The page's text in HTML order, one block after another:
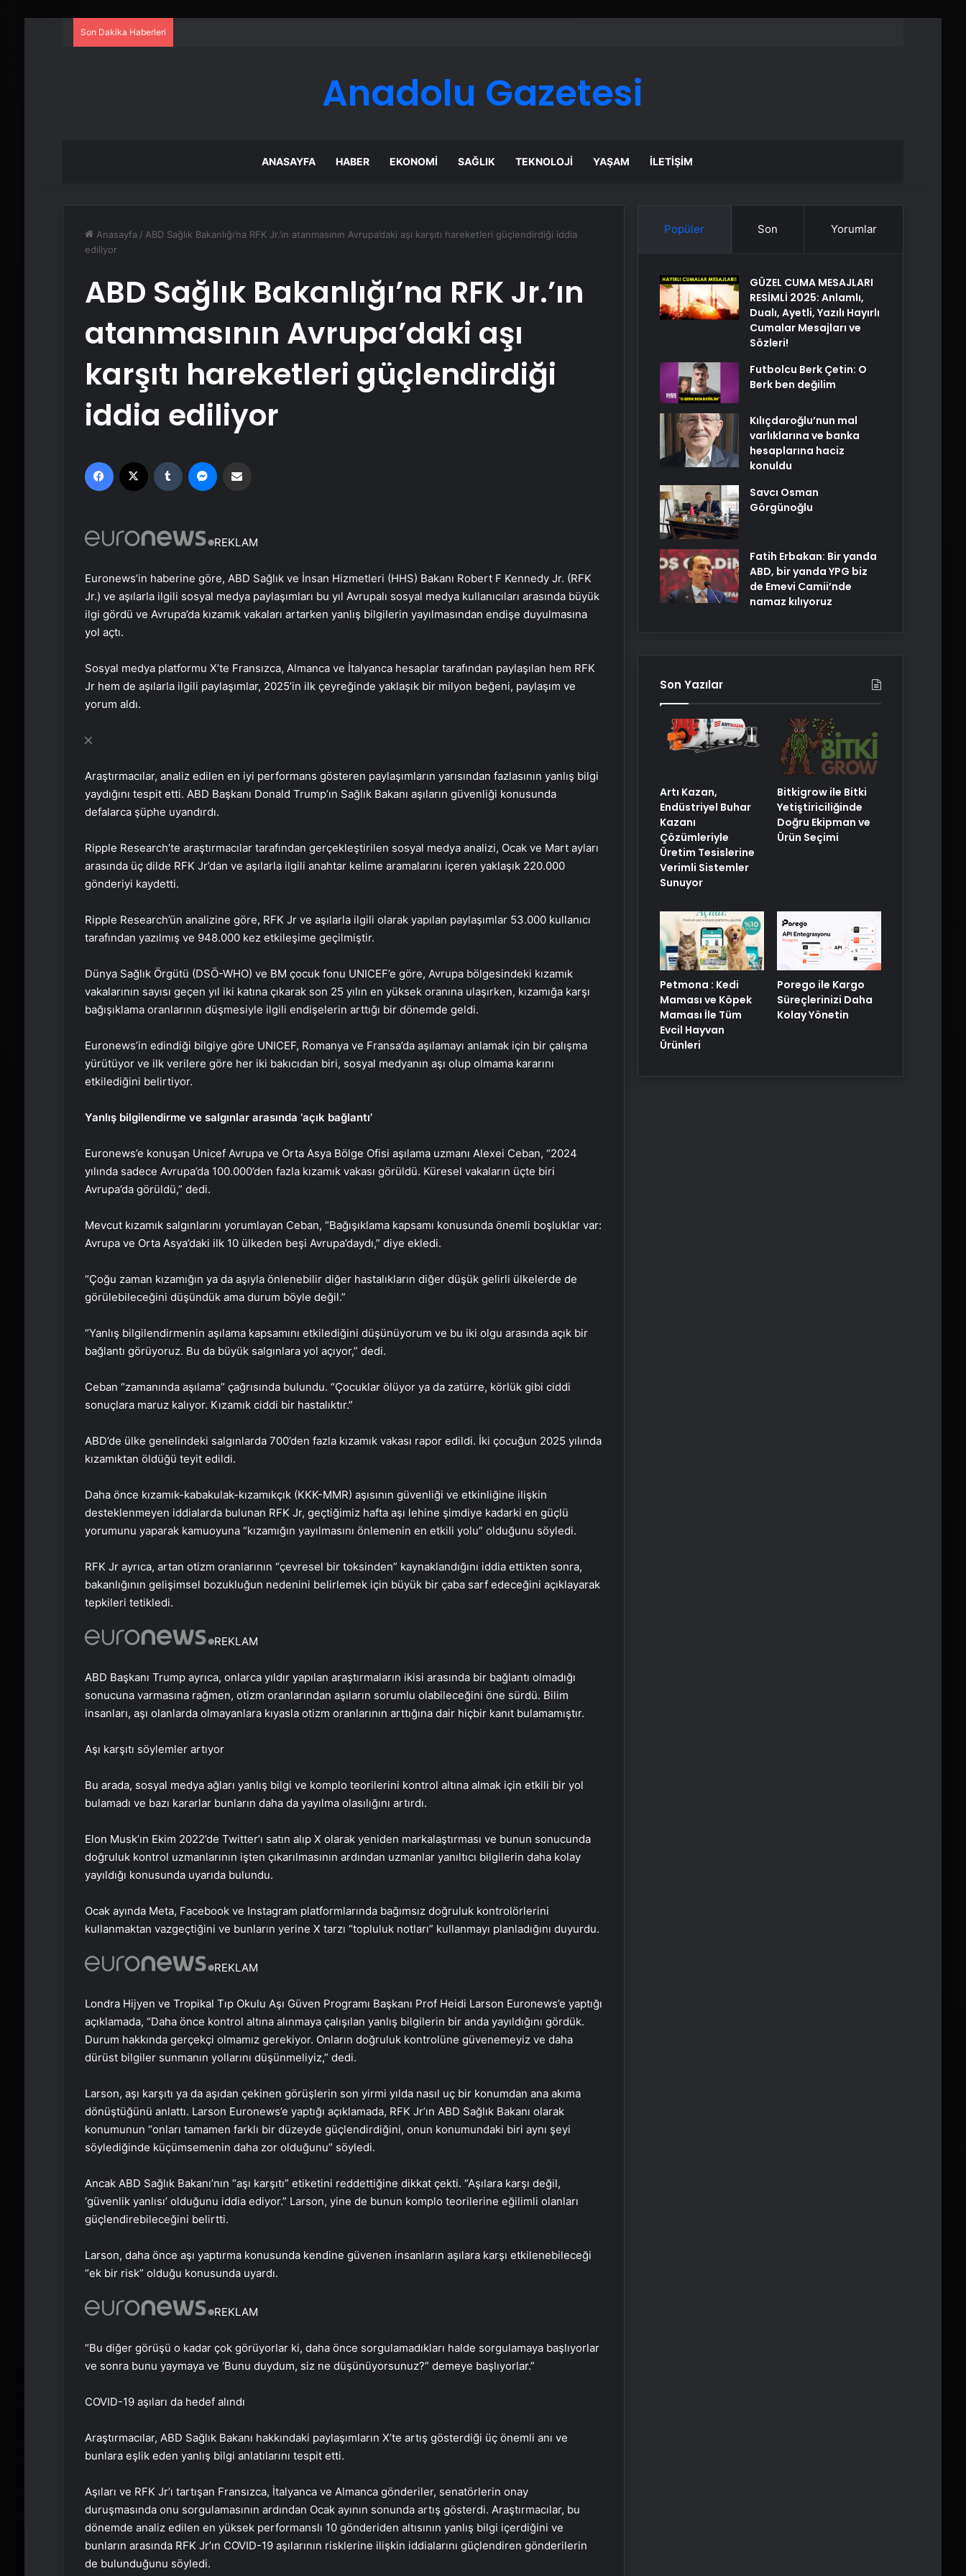
Son Dakika Haberleri
Anadolu Gazetesi
ANASAYFA HABER EKONOMI SAĞLIK TEKNOLOJI YAŞAM İLETIŞIM
Anasayfa / ABD Sağlık Bakanlığı’na RFK Jr.’ın atanmasının Avrupa’daki aşı karşıtı hareketleri güçlendirdiği iddia
ediliyor
ABD Sağlık Bakanlığı’na RFK Jr.’ın
atanmasının Avrupa’daki aşı
karşıtı hareketleri güçlendirdiği
iddia ediliyor
Facebook Tumblr
REKLAM
Euronews’in haberine göre, ABD Sağlık ve İnsan Hizmetleri (HHS) Bakanı Robert F Kennedy Jr. (RFK
Jr.) ve aşılarla ilgili sosyal medya paylaşımları bu yıl Avrupalı sosyal medya kullanıcıları arasında büyük
ilgi gördü ve Avrupa’da kızamık vakaları artarken yanlış bilgilerin yayılmasından endişe duyulmasına
yol açtı.
Sosyal medya platformu X’te Fransızca, Almanca ve İtalyanca hesaplar tarafından paylaşılan hem RFK
Jr hem de aşılarla ilgili paylaşımlar, 2025’in ilk çeyreğinde yaklaşık bir milyon beğeni, paylaşım ve
yorum aldı.
Araştırmacılar, analiz edilen en iyi performans gösteren paylaşımların yarısından fazlasının yanlış bilgi
yaydığını tespit etti. ABD Başkanı Donald Trump’ın Sağlık Bakanı aşıların güvenliği konusunda
defalarca şüphe uyandırdı.
Ripple Research’te araştırmacılar tarafından gerçekleştirilen sosyal medya analizi, Ocak ve Mart ayları
arasında üç dilde RFK Jr’dan ve aşılarla ilgili anahtar kelime aramalarını içeren yaklaşık 220.000
gönderiyi kaydetti.
Ripple Research’ün analizine göre, RFK Jr ve aşılarla ilgili olarak yapılan paylaşımlar 53.000 kullanıcı
tarafından yazılmış ve 948.000 kez etkileşime geçilmiştir.
Dünya Sağlık Örgütü (DSÖ-WHO) ve BM çocuk fonu UNICEF’e göre, Avrupa bölgesindeki kızamık
vakalarının sayısı geçen yıl iki katına çıkarak son 25 yılın en yüksek oranına ulaşırken, kızamığa karşı
bağışıklama oranlarının düşmesiyle ilgili endişelerin arttığı bir dönemde geldi.
Euronews’in edindiği bilgiye göre UNICEF, Romanya ve Fransa’da aşılamayı anlamak için bir çalışma
yürütüyor ve ilk verilere göre her iki bakıcıdan biri, sosyal medyanın aşı olup olmama kararını
etkilediğini belirtiyor.
Yanlış bilgilendirme ve salgınlar arasında ‘açık bağlantı’
Euronews’e konuşan Unicef Avrupa ve Orta Asya Bölge Ofisi aşılama uzmanı Alexei Ceban, “2024
yılında sadece Avrupa’da 100.000’den fazla kızamık vakası görüldü. Küresel vakaların üçte biri
Avrupa’da görüldü,” dedi.
Mevcut kızamık salgınlarını yorumlayan Ceban, “Bağışıklama kapsamı konusunda önemli boşluklar var:
Avrupa ve Orta Asya’daki ilk 10 ülkeden beşi Avrupa’daydı,” diye ekledi.
“Çoğu zaman kızamığın ya da aşıyla önlenebilir diğer hastalıkların diğer düşük gelirli ülkelerde de
görülebileceğini düşündük ama durum böyle değil.”
“Yanlış bilgilendirmenin aşılama kapsamını etkilediğini düşünüyorum ve bu iki olgu arasında açık bir
bağlantı görüyoruz. Bu da büyük salgınlara yol açıyor,” dedi.
Ceban “zamanında aşılama” çağrısında bulundu. “Çocuklar ölüyor ya da zatürre, körlük gibi ciddi
sonuçlara maruz kalıyor. Kızamık ciddi bir hastalıktır.”
ABD’de ülke genelindeki salgınlarda 700’den fazla kızamık vakası rapor edildi. İki çocuğun 2025 yılında
kızamıktan öldüğü teyit edildi.
Daha önce kızamık-kabakulak-kızamıkçık (KKK-MMR) aşısının güvenliği ve etkinliğine ilişkin
desteklenmeyen iddialarda bulunan RFK Jr, geçtiğimiz hafta aşı lehine şimdiye kadarki en güçlü
yorumunu yaparak kamuoyuna “kızamığın yayılmasını önlemenin en etkili yolu” olduğunu söyledi.
RFK Jr ayrıca, artan otizm oranlarının “çevresel bir toksinden” kaynaklandığını iddia ettikten sonra,
bakanlığının gelişimsel bozukluğun nedenini belirlemek için büyük bir çaba sarf edeceğini açıklayarak
tepkileri tetikledi.
REKLAM
ABD Başkanı Trump ayrıca, onlarca yıldır yapılan araştırmaların ikisi arasında bir bağlantı olmadığı
sonucuna varmasına rağmen, otizm oranlarından aşıların sorumlu olabileceğini öne sürdü. Bilim
insanları, aşı olanlarda olmayanlara kıyasla otizm oranlarının arttığına dair hiçbir kanıt bulamamıştır.
Aşı karşıtı söylemler artıyor
Bu arada, sosyal medya ağları yanlış bilgi ve komplo teorilerini kontrol altına almak için etkili bir yol
bulamadı ve bazı kararlar bunların daha da yayılma olasılığını artırdı.
Elon Musk’ın Ekim 2022’de Twitter’ı satın alıp X olarak yeniden markalaştırması ve bunun sonucunda
doğruluk kontrol uzmanlarının işten çıkarılmasının ardından uzmanlar yanıltıcı bilgilerin daha kolay
yayıldığı konusunda uyarıda bulundu.
Ocak ayında Meta, Facebook ve Instagram platformlarında bağımsız doğruluk kontrolörlerini
kullanmaktan vazgeçtiğini ve bunların yerine X tarzı “topluluk notları” kullanmayı planladığını duyurdu.
REKLAM
Londra Hijyen ve Tropikal Tıp Okulu Aşı Güven Programı Başkanı Prof Heidi Larson Euronews’e yaptığı
açıklamada, “Daha önce kontrol altına alınmaya çalışılan yanlış bilgilerin bir anda yayıldığını gördük.
Durum hakkında gerçekçi olmamız gerekiyor. Onların doğruluk kontrolüne güvenemeyiz ve daha
dürüst bilgiler sunmanın yollarını düşünmeliyiz,” dedi.
Larson, aşı karşıtı ya da aşıdan çekinen görüşlerin son yirmi yılda nasıl uç bir konumdan ana akıma
dönüştüğünü anlattı. Larson Euronews’e yaptığı açıklamada, RFK Jr’ın ABD Sağlık Bakanı olarak
konumunun “onları tamamen farklı bir düzeyde güçlendirdiğini, onun konumundaki biri aynı şeyi
söylediğinde küçümsemenin daha zor olduğunu” söyledi.
Ancak ABD Sağlık Bakanı’nın “aşı karşıtı” etiketini reddettiğine dikkat çekti. “Aşılara karşı değil,
‘güvenlik yanlısı’ olduğunu iddia ediyor.” Larson, yine de bunun komplo teorilerine eğilimli olanları
güçlendirebileceğini belirtti.
Larson, daha önce aşı yaptırma konusunda kendine güvenen insanların aşılara karşı etkilenebileceği
“ek bir risk” olduğu konusunda uyardı.
REKLAM
“Bu diğer görüşü o kadar çok görüyorlar ki, daha önce sorgulamadıkları halde sorgulamaya başlıyorlar
ve sonra bunu yaymaya ve ‘Bunu duydum, siz ne düşünüyorsunuz?” demeye başlıyorlar.”
COVID-19 aşıları da hedef alındı
Araştırmacılar, ABD Sağlık Bakanı hakkındaki paylaşımların X’te artış gösterdiği üç önemli anı ve
bunlara eşlik eden yanlış bilgi anlatılarını tespit etti.
Aşıları ve RFK Jr’ı tartışan Fransızca, İtalyanca ve Almanca gönderiler, senatörlerin onay
duruşmasında onu sorgulamasının ardından Ocak ayının sonunda artış gösterdi. Araştırmacılar, bu
dönemde analiz edilen en yüksek performanslı 10 gönderiden altısının yanlış bilgi içerdiğini ve
bunların arasında RFK Jr’ın COVID-19 aşılarının risklerine ilişkin iddialarını güçlendiren gönderilerin
de bulunduğunu söyledi.
Popüler Son Yorumlar
GÜZEL CUMA MESAJLARI
RESİMLİ 2025: Anlamlı,
Dualı, Ayetli, Yazılı Hayırlı
Cumalar Mesajları ve
Sözleri!
Futbolcu Berk Çetin: O
Berk ben değilim
Kılıçdaroğlu’nun mal
varlıklarına ve banka
hesaplarına haciz
konuldu
Savcı Osman
Görgünoğlu
Fatih Erbakan: Bir yanda
ABD, bir yanda YPG biz
de Emevi Camii’nde
namaz kılıyoruz
Son Yazılar
Artı Kazan,
Endüstriyel Buhar
Kazanı
Çözümleriyle
Üretim Tesislerine
Verimli Sistemler
Sunuyor
Bitkigrow ile Bitki
Yetiştiriciliğinde
Doğru Ekipman ve
Ürün Seçimi
Petmona : Kedi
Maması ve Köpek
Maması İle Tüm
Evcil Hayvan
Ürünleri
Porego ile Kargo
Süreçlerinizi Daha
Kolay Yönetin